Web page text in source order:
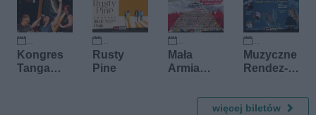
11 października 2026
Kongres
Tanga
25 października 2026
Rusty
Pine
11 listopada 2026
Mała
Armia
14 listopada 2026
Muzyczne
Rendez-
więcej biletów